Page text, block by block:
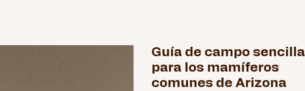
Guía de campo sencilla
para los mamíferos
comunes de Arizona